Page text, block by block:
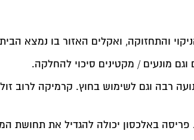
והתחזוקה, ואקלים האזור בו נמצא
רבה וגם לשימוש בחוץ. קרמיקה לרוב
באלכסון יכולה להגדיל את תחושת